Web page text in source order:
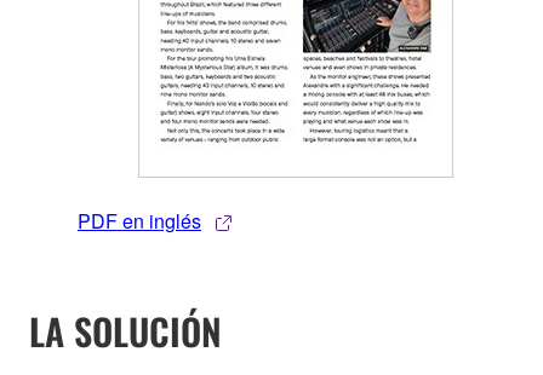
PDF en inglés
LA SOLUCIÓN